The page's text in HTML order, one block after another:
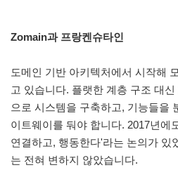
Zomain과 프랑켄슈타인
도메인 기반 아키텍처에서 시작해
고 있습니다. 플랫한 계층 구조 대
으로 시스템을 구축하고, 기능들을
이트웨이를 둬야 합니다. 2017년에
연결하고, 행동한다'라는 논의가 있
는 전혀 변하지 않았습니다.